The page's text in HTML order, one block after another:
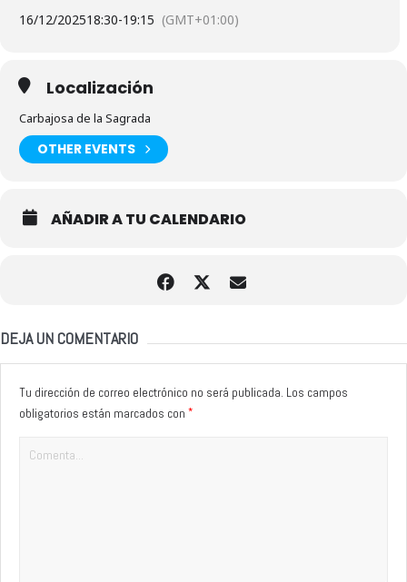
16/12/202518:30-19:15 (GMT+01:00)
Localización
Carbajosa de la Sagrada
OTHER EVENTS
AÑADIR A TU CALENDARIO
DEJA UN COMENTARIO
Tu dirección de correo electrónico no será publicada. Los campos
obligatorios están marcados con *